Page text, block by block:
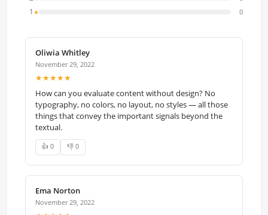
1 ★ 0
Oliwia Whitley
November 29, 2022
★★★★★
How can you evaluate content without design? No
typography, no colors, no layout, no styles — all those
things that convey the important signals beyond the
textual.
👍 0 👎 0
Ema Norton
November 29, 2022